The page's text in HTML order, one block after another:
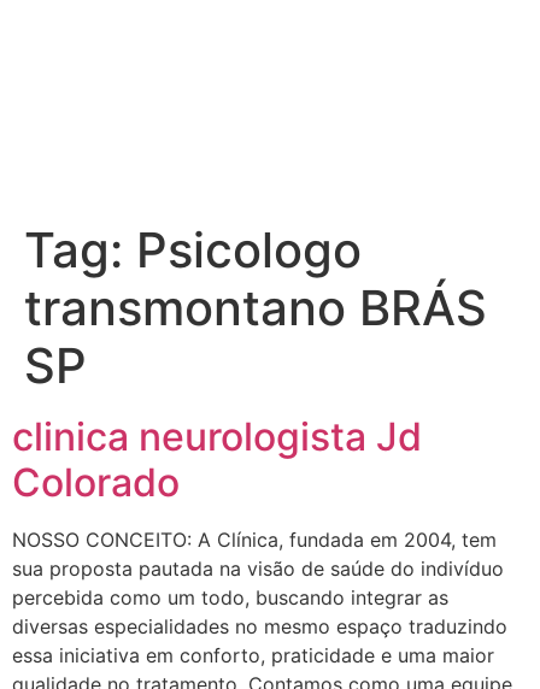
Tag: Psicologo
transmontano BRÁS
SP
clinica neurologista Jd
Colorado
NOSSO CONCEITO: A Clínica, fundada em 2004, tem
sua proposta pautada na visão de saúde do indivíduo
percebida como um todo, buscando integrar as
diversas especialidades no mesmo espaço traduzindo
essa iniciativa em conforto, praticidade e uma maior